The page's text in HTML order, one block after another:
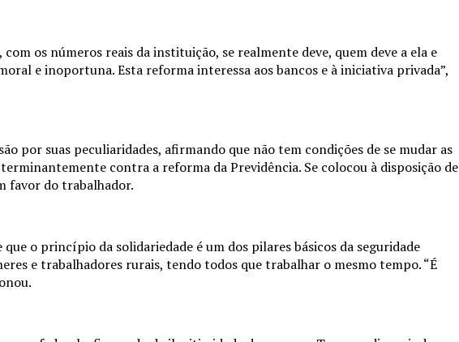
os números reais da instituição, se realmente deve, quem deve a ela e
e inoportuna. Esta reforma interessa aos bancos e à iniciativa privada”,
por suas peculiaridades, afirmando que não tem condições de se mudar as
contra a reforma da Previdência. Se colocou à disposição de
favor do trabalhador.
o princípio da solidariedade é um dos pilares básicos da seguridade
e trabalhadores rurais, tendo todos que trabalhar o mesmo tempo. “É